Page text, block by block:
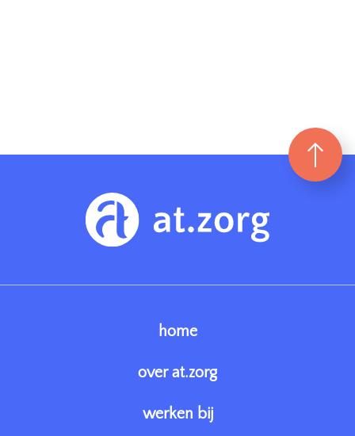
home
over at.zorg
werken bij